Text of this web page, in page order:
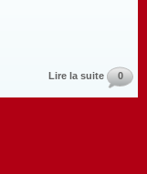
Lire la suite 0